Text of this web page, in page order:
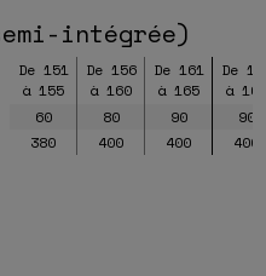
intégrée)
De 151
à 155
De 156
à 160
De 161
à 165
De
à
60 80 90
90
380 400 400 400